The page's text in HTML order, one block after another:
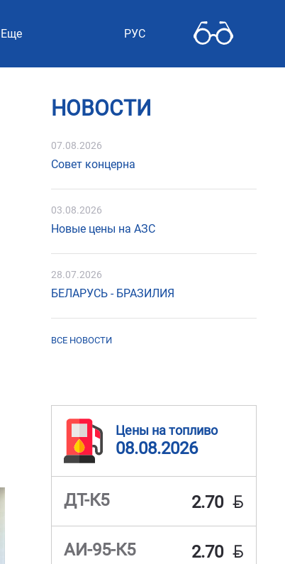
Еще РУС
НОВОСТИ
07.08.2026
Совет концерна
03.08.2026
Новые цены на АЗС
28.07.2026
БЕЛАРУСЬ - БРАЗИЛИЯ
ВСЕ НОВОСТИ
Цены на топливо
08.08.2026
ДТ-К5 2.70 BYN
АИ-95-К5 2.70 BYN